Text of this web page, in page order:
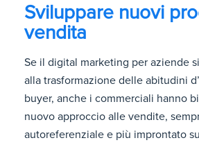
Sviluppare nuovi
vendita
Se il digital marketing per aziende
alla trasformazione delle abitudini
buyer, anche i commerciali hanno
nuovo approccio alle vendite,
autoreferenziale e più improntato